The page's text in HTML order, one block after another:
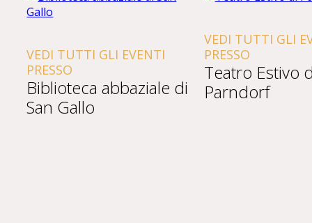
VEDI TUTTI GLI EVENTI
PRESSO
Biblioteca abbaziale di
San Gallo
VEDI TUTTI GLI
PRESSO
Teatro Estivo
Parndorf